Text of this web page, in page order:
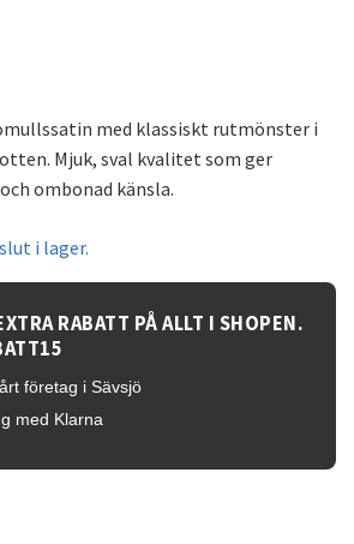
med klassiskt rutmönster i
Mjuk, sval kvalitet som ger
ombonad känsla.
i lager.
RABATT PÅ ALLT I SHOPEN.
företag i Sävsjö
med Klarna